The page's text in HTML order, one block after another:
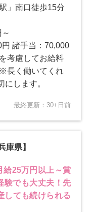
」南口徒歩15分
諸手当：70,000
考慮してお給料
長く働いてくれ
にします。
最終更新：30+日前
庫県】
給25万円以上～賞
験でも大丈夫！先
ても続けられる